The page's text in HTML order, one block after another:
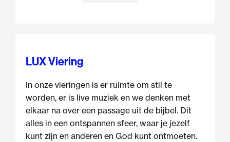
LUX Viering
In onze vieringen is er ruimte om stil te
worden, er is live muziek en we denken met
elkaar na over een passage uit de bijbel. Dit
alles in een ontspannen sfeer, waar je jezelf
kunt zijn en anderen en God kunt ontmoeten.